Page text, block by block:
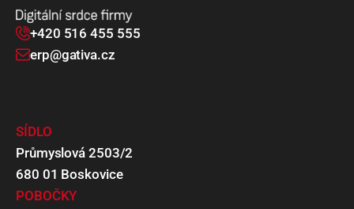
+420 516 455 555
erp@gativa.cz
SÍDLO
Průmyslová 2503/2
680 01 Boskovice
POBOČKY